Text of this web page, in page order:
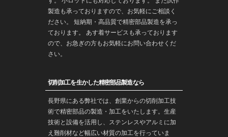
製造 も承っておりますので、お気軽にご相談く
ださい。 短納期・高品質で精密部品製造を承っ
ております。 あす着サービスも承っております
ので、お急ぎの方もお気軽にお問い合わせくだ
さい。
切削加工を生かした精密部品製造なら
長野県にある弊社では、創業からの切削加工技
術で精密部品の製造・ 加工をいたします。生産
技術と設備を活用し、ステンレスやアルミに加
え難削材など幅広い材質の加工を行っていま